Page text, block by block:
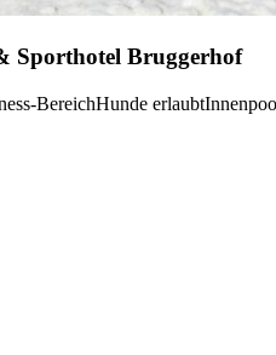
Sporthotel Bruggerhof
BereichHunde erlaubt